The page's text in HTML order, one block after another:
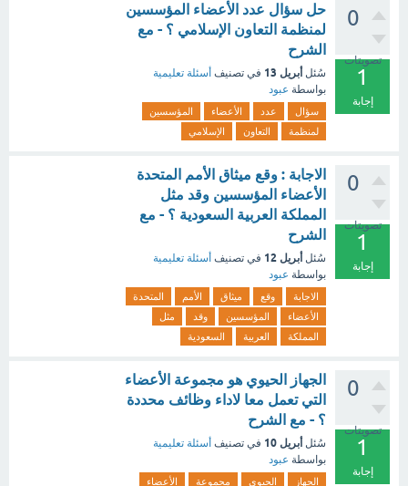
0
تصويتات
1
إجابة
حل سؤال عدد الأعضاء المؤسسين
لمنظمة التعاون الإسلامي ؟ - مع
الشرح
سُئل أبريل 13 في تصنيف أسئلة تعليمية
بواسطة عبود
سؤال عدد الأعضاء
المؤسسين
لمنظمة
التعاون الإسلامي
0
تصويتات
1
إجابة
الاجابة : وقع ميثاق الأمم المتحدة
الأعضاء المؤسسين وقد مثل
المملكة العربية السعودية ؟ - مع
الشرح
سُئل أبريل 12 في تصنيف أسئلة تعليمية
بواسطة عبود
الاجابة وقع ميثاق الأمم
المتحدة
الأعضاء
المؤسسين وقد
مثل
المملكة
العربية السعودية
0
تصويتات
1
إجابة
الجهاز الحيوي هو مجموعة الأعضاء
التي تعمل معا لاداء وظائف محددة
؟ - مع الشرح
سُئل أبريل 10 في تصنيف أسئلة تعليمية
بواسطة عبود
الجهاز الحيوي مجموعة الأعضاء